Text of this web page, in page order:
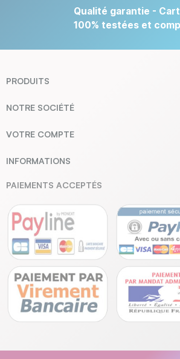
Qualité garantie -
100% testées et
PRODUITS
NOTRE SOCIÉTÉ
VOTRE COMPTE
INFORMATIONS
PAIEMENTS ACCEPTÉS